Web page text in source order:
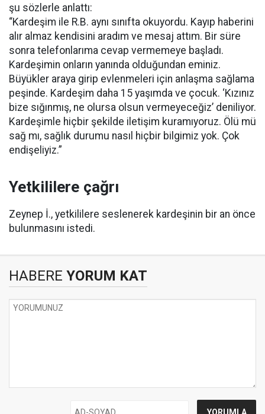
şu sözlerle anlattı:
“Kardeşim ile R.B. aynı sınıfta okuyordu. Kayıp haberini
alır almaz kendisini aradım ve mesaj attım. Bir süre
sonra telefonlarıma cevap vermemeye başladı.
Kardeşimin onların yanında olduğundan eminiz.
Büyükler araya girip evlenmeleri için anlaşma sağlama
peşinde. Kardeşim daha 15 yaşımda ve çocuk. ‘Kızınız
bize sığınmış, ne olursa olsun vermeyeceğiz’ deniliyor.
Kardeşimle hiçbir şekilde iletişim kuramıyoruz. Ölü mü
sağ mı, sağlık durumu nasıl hiçbir bilgimiz yok. Çok
endişeliyiz.”
Yetkililere çağrı
Zeynep İ., yetkililere seslenerek kardeşinin bir an önce
bulunmasını istedi.
HABERE YORUM KAT